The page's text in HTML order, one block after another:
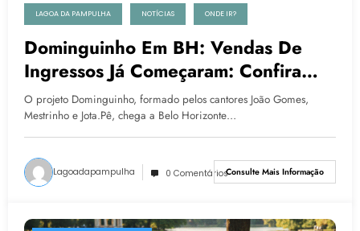
LAGOA DA PAMPULHA NOTÍCIAS ONDE IR?
Dominguinho Em BH: Vendas De
Ingressos Já Começaram: Confira
Tudo Sobre O Show
O projeto Dominguinho, formado pelos cantores João Gomes,
Mestrinho e Jota.Pê, chega a Belo Horizonte…
Lagoadapampulha 0 ComentáriosConsulte Mais Informação